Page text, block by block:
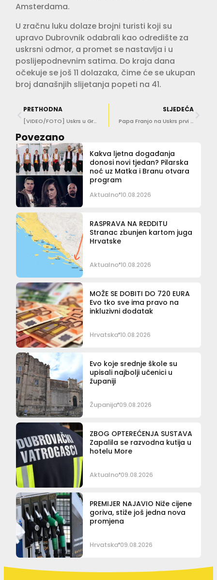
Amsterdama.
U zračnu luku dolaze brojni turisti koji su
upravo Dubrovnik odabrali kao odredište za
uskrsni odmor, a promet se nastavlja i u
poslijepodnevnim satima. Do kraja dana
očekuje se još 11 dolazaka, čime će se ukupan
broj današnjih slijetanja popeti na 41.
PRETHODNA
[VIDEO/FOTO] Uskrs u Gradu uz klapu Kaše i pengana jaja
SLJEDEĆA
Papa Franjo na Uskrs prvi put među vjernicima nakon bolesti
Povezano
Kakva ljetna događanja
donosi novi tjedan? Pilarska
noć uz Matka i Branu otvara
program
Aktualno 10.08.2026
RASPRAVA NA REDDITU
Stranac zbunjen kartom juga
Hrvatske
Aktualno 10.08.2026
MOŽE SE DOBITI DO 720 EURA
Evo tko sve ima pravo na
inkluzivni dodatak
Hrvatska 10.08.2026
Evo koje srednje škole su
upisali najbolji učenici u
županiji
Županija 09.08.2026
ZBOG OPTEREĆENJA SUSTAVA
Zapalila se razvodna kutija u
hotelu More
Aktualno 09.08.2026
PREMIJER NAJAVIO Niže cijene
goriva, stiže još jedna nova
promjena
Hrvatska 09.08.2026